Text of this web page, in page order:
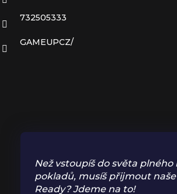
Než vstoupíš do světa plného
pokladů, musíš přijmout naše
Ready? Jdeme na to!
732505333
GAMEUPCZ/